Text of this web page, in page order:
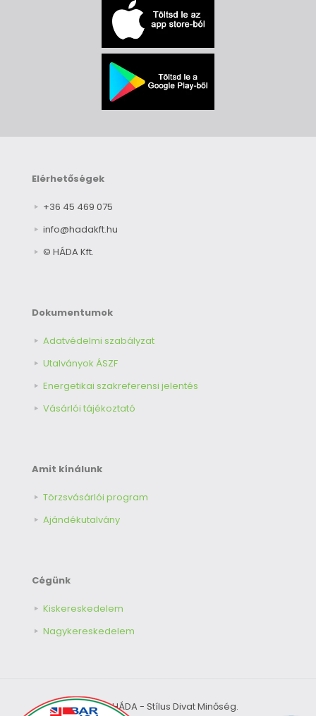
Elérhetőségek
+36 45 469 075
info@hadakft.hu
© HÁDA Kft.
Dokumentumok
Adatvédelmi szabályzat
Utalványok ÁSZF
Energetikai szakreferensi jelentés
Vásárlói tájékoztató
Amit kínálunk
Törzsvásárlói program
Ajándékutalvány
Cégünk
Kiskereskedelem
Nagykereskedelem
© 2026 HÁDA - Stílus Divat Minőség.